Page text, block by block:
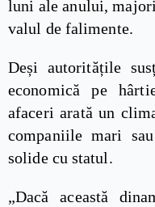
luni ale anului,
valul de falimente.
Deși autoritățile
economică pe
afaceri arată un
companiile mari
solide cu statul.
„Dacă această